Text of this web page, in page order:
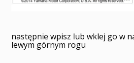
następnie wpisz lub wklej go w
lewym górnym rogu